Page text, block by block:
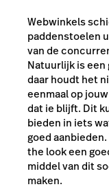
Webwinkels
paddenstoelen
van de
Natuurlijk is een
daar houdt het
eenmaal op
dat ie blijft. Dit
bieden in iets
goed
the look een
middel van dit
maken.